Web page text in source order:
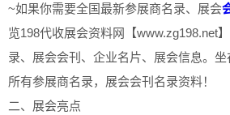
~如果你需要全国最新参展商名录、展会
览198代收展会资料网【www.zg198.net
录、展会会刊、企业名片、展会信息。
所有参展商名录，展会会刊名录资料！
二、展会亮点